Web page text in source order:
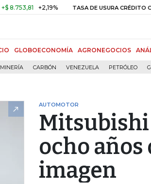
+2,19% TASA DE USURA CRÉDITO
GLOBOECONOMÍA AGRONEGOCIOS
MINERÍA CARBÓN VENEZUELA PETRÓLEO
AUTOMOTOR
Mitsubishi
ocho años
imagen